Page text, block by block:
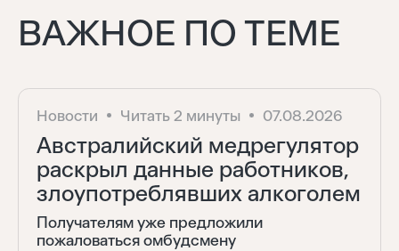
ВАЖНОЕ ПО ТЕМЕ
Новости Читать 2 минуты 07.08.2026
Австралийский медрегулятор
раскрыл данные работников,
злоупотреблявших алкоголем
Получателям уже предложили
пожаловаться омбудсмену